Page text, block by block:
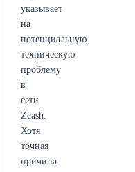
указывает
на
потенциальную
техническую
проблему
в
сети
Zcash.
Хотя
точная
причина